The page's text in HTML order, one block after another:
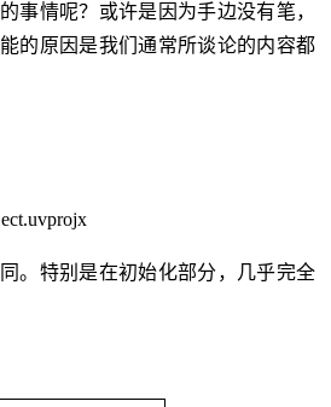
事情呢？或许是因为手边没有笔，
的原因是我们通常所谈论的内容都
。特别是在初始化部分，几乎完全